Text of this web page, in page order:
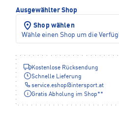
Ausgewählter Shop
Shop wählen
Wähle einen Shop um die
Kostenlose Rücksendung
Schnelle Lieferung
service.eshop@ intersport.at
Gratis Abholung im Shop**